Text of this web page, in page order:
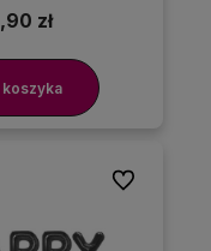
zł
koszyka
Do ulubionych